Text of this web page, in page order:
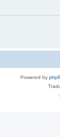
Powered by